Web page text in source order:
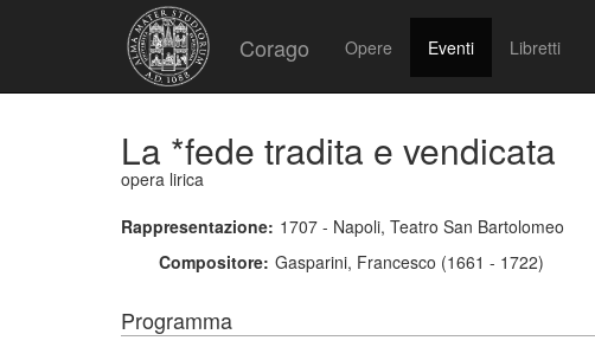
Corago Opere Eventi Libretti
La *fede tradita e vendicata
opera lirica
Rappresentazione: 1707 - Napoli, Teatro San Bartolomeo
Compositore: Gasparini, Francesco (1661 - 1722)
Programma